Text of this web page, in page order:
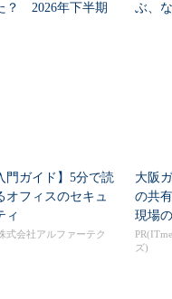
？ 2026年下半期
ぶ、
門ガイド】5分で読
オフィスのセキュ
ィ
式会社アルファーテク
大阪
の共
現場
ズ)